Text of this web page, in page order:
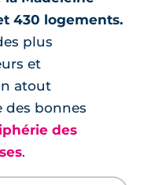
430 logements.
plus
et
atout
des bonnes
des
.